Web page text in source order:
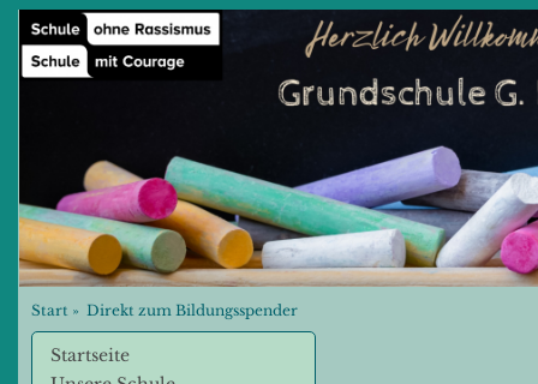
Start» Direkt zum Bildungsspender
Startseite